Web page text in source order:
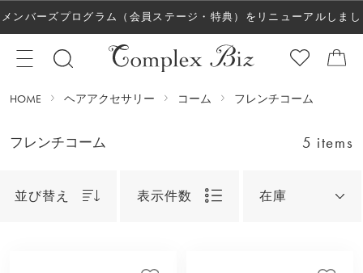
メンバーズプログラム（会員ステージ・特典）をリニューアルしまし
た！
HOME ヘアアクセサリー コーム フレンチコーム
フレンチコーム 5 items
並び替え 表示件数 在庫